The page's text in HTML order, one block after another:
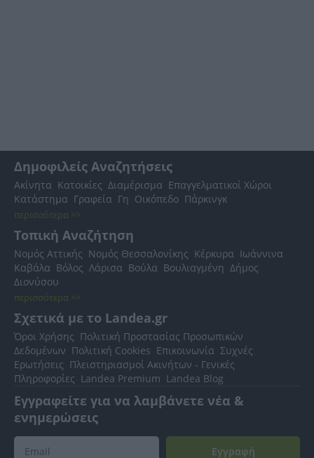
Δημοφιλείς Αναζητήσεις
Ακίνητα Κατοικίες Διαμέρισμα Επαγγελματικοί Χώροι
Κατάστημα Γραφεία Γη Οικόπεδο Πάρκινγκ
περισσότερα >>
Τοπική Αναζήτηση
Νομός Αττικής Νομός Θεσσαλονίκης Κέρκυρα Ιωάννινα
Καβάλα Βόλος Λάρισα Βούλα Βουλιαγμένη Δήμος
Διονύσου
περισσότερα >>
Σχετικά με το Landea.gr
Όροι Χρήσης Πολιτική Προστασίας Προσωπικών
Δεδομένων Πολιτική Cookies Επικοινωνία Συχνές
Ερωτήσεις Πλειστηριασμοί Ακινήτων - Γενικές
Πληροφορίες Landea Premium Landea Blog
Εγγραφείτε για να λαμβάνετε νέα &
ενημερώσεις
Εγγραφή